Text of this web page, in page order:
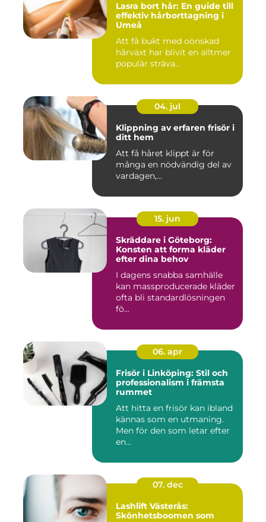
Lasra bort hår: En guide till
effektiv hårborttagning i
Umeå
Att få bukt med oönskad
hårväxt har blivit en alltmer
populär sträva...
04. jul
Klippning av erfaren frisör i
ditt hem
Att få håret klippt är för
många en nödvändig del av
vardagen,...
15. jun
Skräddare i Göteborg:
Konsten att forma kläder
efter dina behov
I dagens snabba samhälle
kan massproducerade kläder
ofta bli standardlösningen
fö...
06. apr
Frisör i Linköping: Stil och
professionalism i främsta
rummet
Att hitta en frisör kan ibland
kännas som en utmaning.
Men för den som letar efter
en...
07. dec
Lashlift Västerås:
Skönhetsboomen som